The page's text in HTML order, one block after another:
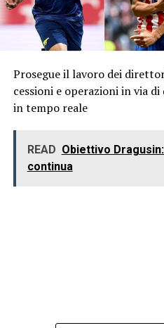
Prosegue il lavoro dei
cessioni e operazioni in via
in tempo reale
READ Obiettivo
continua